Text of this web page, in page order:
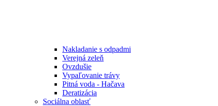
Nakladanie s odpadmi
Verejná zeleň
Ovzdušie
Vypaľovanie trávy
Pitná voda - Hačava
Deratizácia
Sociálna oblasť